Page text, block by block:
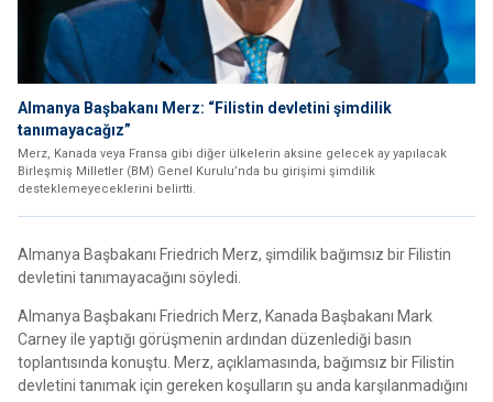
Almanya Başbakanı Merz: “Filistin devletini şimdilik
tanımayacağız”
Merz, Kanada veya Fransa gibi diğer ülkelerin aksine gelecek ay yapılacak
Birleşmiş Milletler (BM) Genel Kurulu’nda bu girişimi şimdilik
desteklemeyeceklerini belirtti.
Almanya Başbakanı Friedrich Merz, şimdilik bağımsız bir Filistin
devletini tanımayacağını söyledi.
Almanya Başbakanı Friedrich Merz, Kanada Başbakanı Mark
Carney ile yaptığı görüşmenin ardından düzenlediği basın
toplantısında konuştu. Merz, açıklamasında, bağımsız bir Filistin
devletini tanımak için gereken koşulların şu anda karşılanmadığını